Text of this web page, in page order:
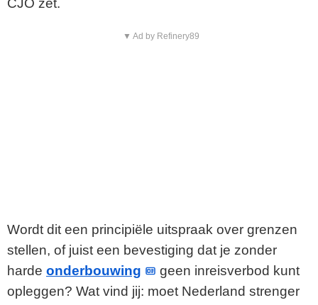
CJO zet.
▼ Ad by Refinery89
Wordt dit een principiële uitspraak over grenzen
stellen, of juist een bevestiging dat je zonder
harde onderbouwing
geen inreisverbod kunt
opleggen? Wat vind jij: moet Nederland strenger